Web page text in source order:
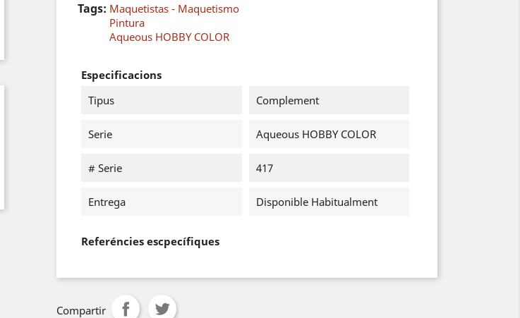
Tags: Maquetistas - Maquetismo
Pintura
Aqueous HOBBY COLOR
Especificacions
Tipus
Complement
Serie Aqueous HOBBY COLOR
# Serie 417
Entrega Disponible Habitualment
Referéncies escpecífiques
Compartir